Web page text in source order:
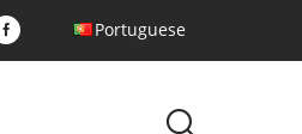
Portuguese